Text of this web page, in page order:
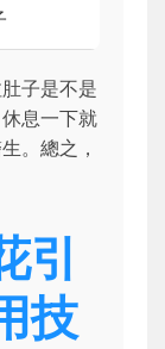
子是不是
息一下就
。總之，
引
技